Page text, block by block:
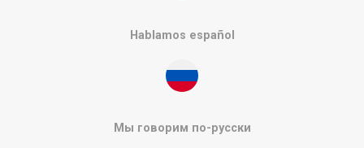
Hablamos español
Мы говорим по-русски